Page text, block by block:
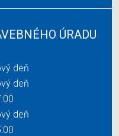
ÚRADU
deň
deň
deň